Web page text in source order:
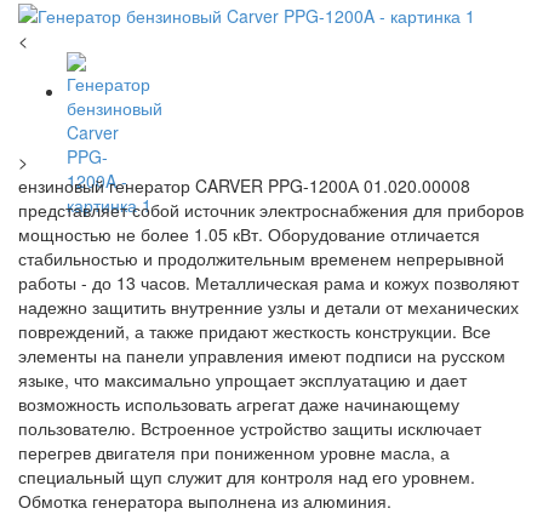
<
>
ензиновый генератор CARVER PPG-1200А 01.020.00008
представляет собой источник электроснабжения для приборов
мощностью не более 1.05 кВт. Оборудование отличается
стабильностью и продолжительным временем непрерывной
работы - до 13 часов. Металлическая рама и кожух позволяют
надежно защитить внутренние узлы и детали от механических
повреждений, а также придают жесткость конструкции. Все
элементы на панели управления имеют подписи на русском
языке, что максимально упрощает эксплуатацию и дает
возможность использовать агрегат даже начинающему
пользователю. Встроенное устройство защиты исключает
перегрев двигателя при пониженном уровне масла, а
специальный щуп служит для контроля над его уровнем.
Обмотка генератора выполнена из алюминия.